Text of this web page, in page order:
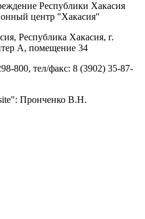
Республики Хакасия
центр "Хакасия"
Республика Хакасия, г.
А, помещение 34
800, тел/факс: 8 (3902) 35-87-
Пронченко В.Н.